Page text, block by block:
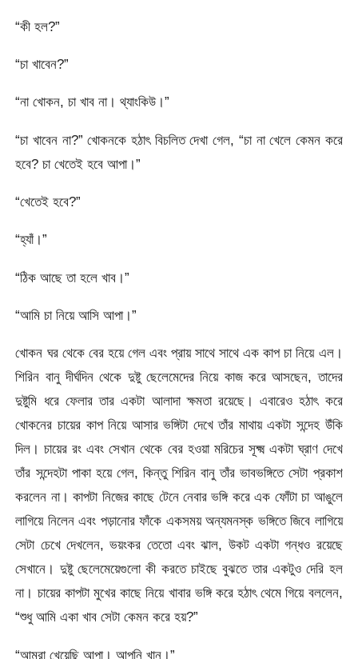
“কী হল?”
“চা খাবেন?”
“না খোকন, চা খাব না। থ্যাংকিউ।”
“চা খাবেন না?” খোকনকে হঠাৎ বিচলিত দেখা গেল, “চা না খেলে কেমন করে
হবে? চা খেতেই হবে আপা।”
“খেতেই হবে?”
“হ্যাঁ।”
“ঠিক আছে তা হলে খাব।”
“আমি চা নিয়ে আসি আপা।”
খোকন ঘর থেকে বের হয়ে গেল এবং প্রায় সাথে সাথে এক কাপ চা নিয়ে এল।
শিরিন বানু দীর্ঘদিন থেকে দুষ্টু ছেলেমেদের নিয়ে কাজ করে আসছেন, তাদের
দুষ্টুমি ধরে ফেলার তার একটা আলাদা ক্ষমতা রয়েছে। এবারেও হঠাৎ করে
খোকনের চায়ের কাপ নিয়ে আসার ভঙ্গিটা দেখে তাঁর মাথায় একটা সন্দেহ উঁকি
দিল। চায়ের রং এবং সেখান থেকে বের হওয়া মরিচের সূক্ষ্ম একটা ঘ্রাণ দেখে
তাঁর সন্দেহটা পাকা হয়ে গেল, কিন্তু শিরিন বানু তাঁর ভাবভঙ্গিতে সেটা প্রকাশ
করলেন না। কাপটা নিজের কাছে টেনে নেবার ভঙ্গি করে এক ফোঁটা চা আঙুলে
লাগিয়ে নিলেন এবং পড়ানোর ফাঁকে একসময় অন্যমনস্ক ভঙ্গিতে জিবে লাগিয়ে
সেটা চেখে দেখলেন, ভয়ংকর তেতো এবং ঝাল, উকট একটা গন্ধও রয়েছে
সেখানে। দুষ্টু ছেলেমেয়েগুলো কী করতে চাইছে বুঝতে তার একটুও দেরি হল
না। চায়ের কাপটা মুখের কাছে নিয়ে খাবার ভঙ্গি করে হঠাৎ থেমে গিয়ে বললেন,
“শুধু আমি একা খাব সেটা কেমন করে হয়?”
“আমরা খেয়েছি আপা। আপনি খান।”